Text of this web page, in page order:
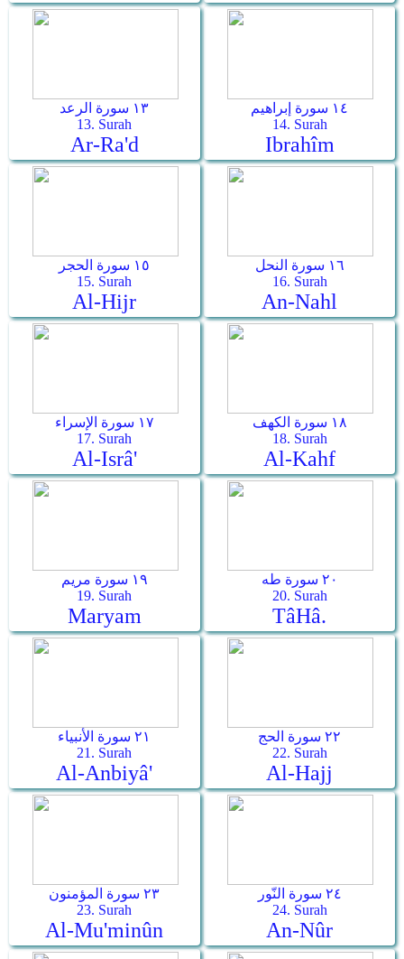
١٣ سورة الرعد
13. Surah
Ar-Ra'd
١٤ سورة إبراهيم
14. Surah
Ibrahîm
١٥ سورة الحجر
15. Surah
Al-Hijr
١٦ سورة النحل
16. Surah
An-Nahl
١٧ سورة الإسراء
17. Surah
Al-Isrâ'
١٨ سورة الكهف
18. Surah
Al-Kahf
١٩ سورة مريم
19. Surah
Maryam
٢٠ سورة طه
20. Surah
Tâ­Hâ.
٢١ سورة الأنبياء
21. Surah
Al-Anbiyâ'
٢٢ سورة الحج
22. Surah
Al-Hajj
٢٣ سورة المؤمنون
23. Surah
Al-Mu'minûn
٢٤ سورة النّور
24. Surah
An-Nûr